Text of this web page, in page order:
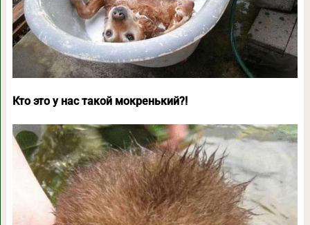
Кто это у нас такой мокренький?!